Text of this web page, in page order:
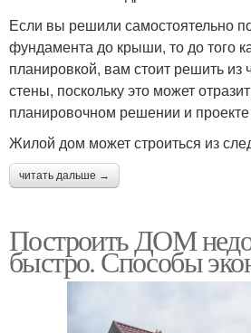
Если вы решили самостоятельно
фундамента до крыши, то до того
планировкой, вам стоит решить из
стены, поскольку это может
планировочном решении и
Жилой дом может строиться из
читать дальше →
Построить ДОМ
быстро. Способы